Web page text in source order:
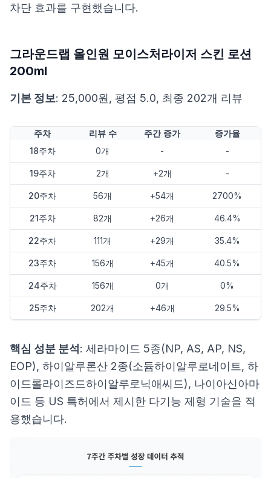
차단 효과를 구현했습니다.
그라운드랩 올인원 모이스처라이저 스킨 로션
200ml
기본 정보: 25,000원, 평점 5.0, 최종 202개 리뷰
주차 리뷰 수 주간 증가
증가율
18주차
0개 - -
19주차 2개 +2개 -
20주차 56개 +54개 2700%
21주차 82개 +26개 46.4%
22주차 111개 +29개 35.4%
23주차 156개 +45개 40.5%
24주차 156개 0개 0%
25주차 202개 +46개 29.5%
핵심 성분 분석 : 세라마이드 5종(NP, AS, AP, NS,
EOP), 하이알루론산 2종(소듐하이알루로네이트, 하
이드롤라이즈드하이알루로닉애씨드), 나이아신아마
이드 등 US 특허에서 제시한 다기능 제형 기술을 적
용했습니다.